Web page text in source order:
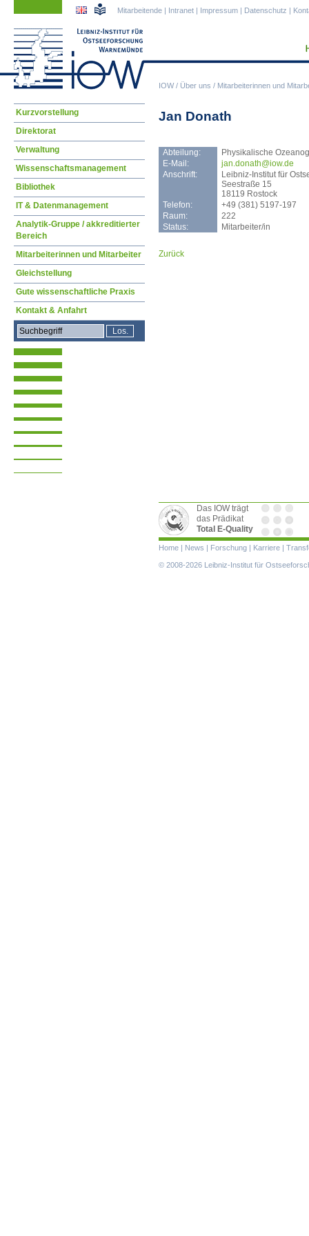
IOW/ Über uns / Mitarbeiterinnen und
Mitarbeitende | Intranet | Impressum | Datenschutz |
Jan Donath
Abteilung:
Physikalische
E-Mail:
jan. donath@iow.de
Anschrift:
Leibniz-Institut für
Seestraße 15
18119 Rostock
Telefon:
+49 (381) 5197-197
Raum:
222
Status:
Mitarbeiter/in
Zurück
Navigation
Kurzvorstellung
Direktorat
Verwaltung
Wissenschaftsmanagement
Bibliothek
IT & Datenmanagement
Analytik-Gruppe / akkreditierter
Bereich
Mitarbeiterinnen und Mitarbeiter
Gleichstellung
Gute wissenschaftliche Praxis
Kontakt & Anfahrt
Das IOW trägt
das Prädikat
Total E-Quality
Navigation
überspringen
Home | News | Forschung | Karriere |
© 2008-2026 Leibniz-Institut für